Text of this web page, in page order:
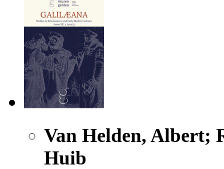
Van Helden, Albert;
Huib